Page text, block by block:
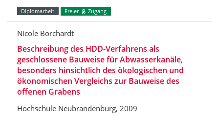
Diplomarbeit Freier Zugang
Nicole Borchardt
Beschreibung des HDD-Verfahrens als
geschlossene Bauweise für Abwasserkanäle,
besonders hinsichtlich des ökologischen und
ökonomischen Vergleichs zur Bauweise des
offenen Grabens
Hochschule Neubrandenburg, 2009